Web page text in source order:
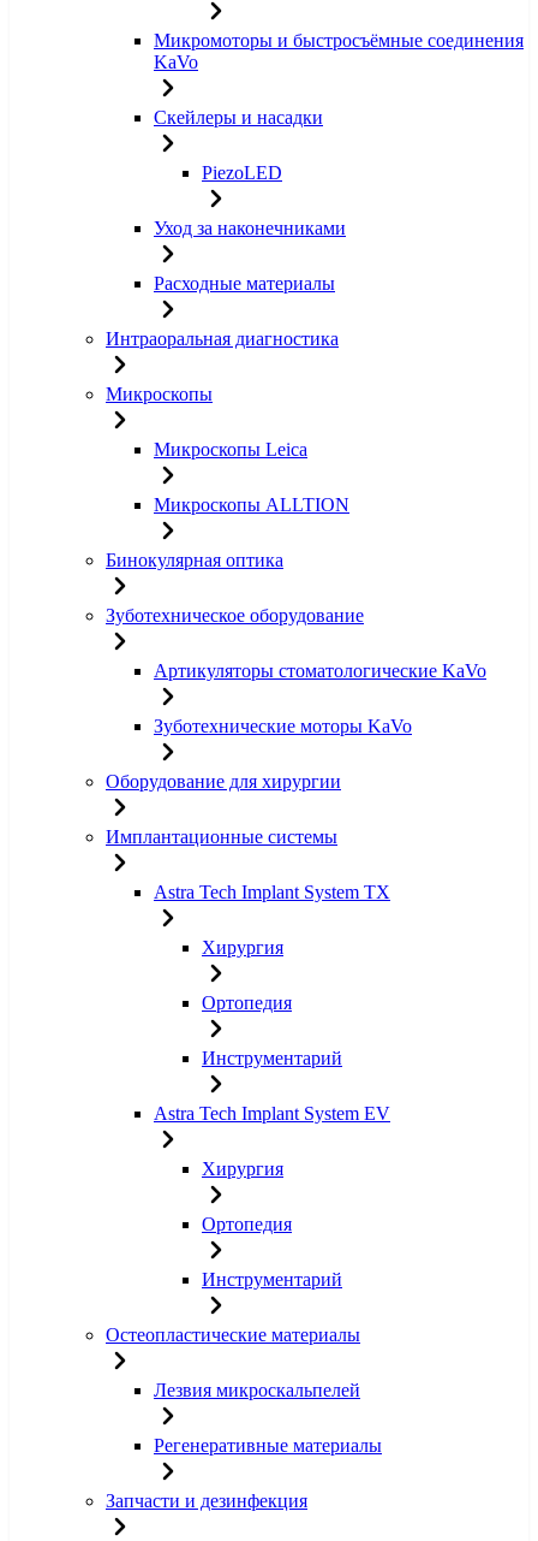
Микромоторы и быстросъёмные соединения
KaVo
Скейлеры и насадки
PiezoLED
Уход за наконечниками
Расходные материалы
Интраоральная диагностика
Микроскопы
Микроскопы Leica
Микроскопы ALLTION
Бинокулярная оптика
Зуботехническое оборудование
Артикуляторы стоматологические KaVo
Зуботехнические моторы KaVo
Оборудование для хирургии
Имплантационные системы
Astra Tech Implant System TX
Хирургия
Ортопедия
Инструментарий
Astra Tech Implant System EV
Хирургия
Ортопедия
Инструментарий
Остеопластические материалы
Лезвия микроскальпелей
Регенеративные материалы
Запчасти и дезинфекция